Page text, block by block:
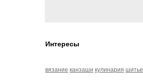
Интересы
вязание канзаши кулинария шитье